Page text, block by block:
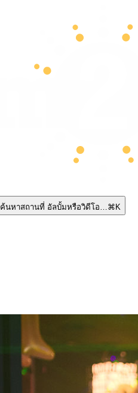
ค้นหาสถานที่ อัลบั้มหรือวิดีโอ…⌘K